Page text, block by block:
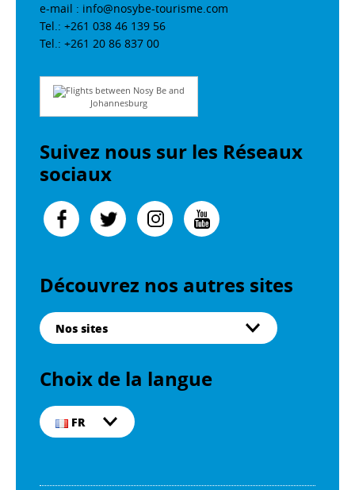
e-mail : info@nosybe-tourisme.com
Tel.: +261 038 46 139 56
Tel.: +261 20 86 837 00
Flights between Nosy Be and
Johannesburg
Suivez nous sur les Réseaux
sociaux
Découvrez nos autres sites
Nos sites
Choix de la langue
FR